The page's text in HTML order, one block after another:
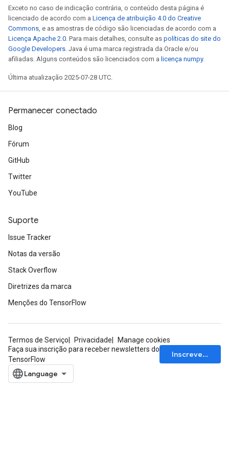
Exceto no caso de indicação contrária, o conteúdo desta página é
licenciado de acordo com a Licença de atribuição 4.0 do Creative
Commons, e as amostras de código são licenciadas de acordo com a
Licença Apache 2.0. Para mais detalhes, consulte as políticas do site do
Google Developers. Java é uma marca registrada da Oracle e/ou
afiliadas. Alguns conteúdos são licenciados com a licença numpy.
Última atualização 2025-07-28 UTC.
Permanecer conectado
Blog
Fórum
GitHub
Twitter
YouTube
Suporte
Issue Tracker
Notas da versão
Stack Overflow
Diretrizes da marca
Menções do TensorFlow
Termos de Serviço Privacidade
Manage cookies
Faça sua inscrição para receber newsletters do
TensorFlow
Inscrever-se